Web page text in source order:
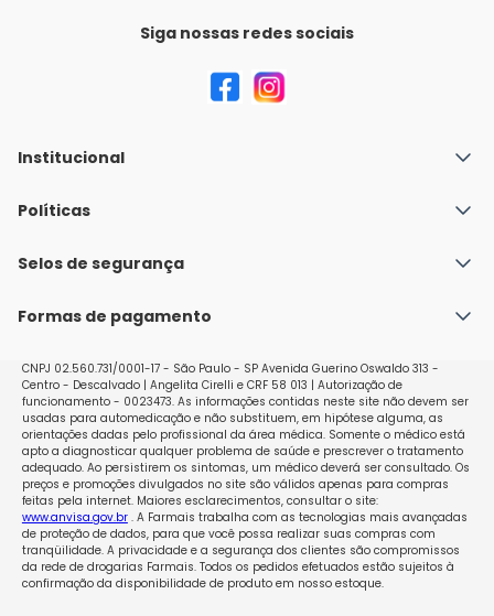
Siga nossas redes sociais
Institucional
Quem Somos
Nossas lojas
Políticas
Política de Envio
Políticas de Trocas e Devoluções
Selos de segurança
Formas de pagamento
CNPJ 02.560.731/0001-17 - São Paulo - SP Avenida Guerino Oswaldo 313 -
Centro - Descalvado | Angelita Cirelli e CRF 58 013 | Autorização de
funcionamento - 0023473. As informações contidas neste site não devem ser
usadas para automedicação e não substituem, em hipótese alguma, as
orientações dadas pelo profissional da área médica. Somente o médico está
apto a diagnosticar qualquer problema de saúde e prescrever o tratamento
adequado. Ao persistirem os sintomas, um médico deverá ser consultado. Os
preços e promoções divulgados no site são válidos apenas para compras
feitas pela internet. Maiores esclarecimentos, consultar o site:
www.anvisa.gov.br. A Farmais trabalha com as tecnologias mais avançadas
de proteção de dados, para que você possa realizar suas compras com
tranqüilidade. A privacidade e a segurança dos clientes são compromissos
da rede de drogarias Farmais. Todos os pedidos efetuados estão sujeitos à
confirmação da disponibilidade de produto em nosso estoque.